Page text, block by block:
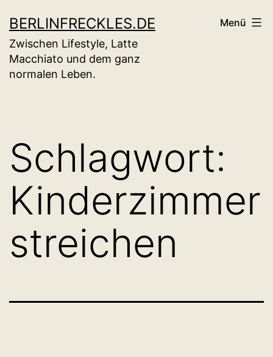
Inhalt
springen
BERLINFRECKLES.DE
Zwischen Lifestyle, Latte
Macchiato und dem ganz
normalen Leben.
Menü
Schlagwort:
Kinderzimmer
streichen